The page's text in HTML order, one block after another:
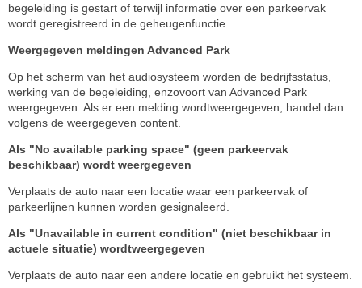
begeleiding is gestart of terwijl informatie over een parkeervak
wordt geregistreerd in de geheugenfunctie.
Weergegeven meldingen Advanced Park
Op het scherm van het audiosysteem worden de bedrijfsstatus,
werking van de begeleiding, enzovoort van Advanced Park
weergegeven. Als er een melding wordtweergegeven, handel dan
volgens de weergegeven content.
Als "No available parking space" (geen parkeervak
beschikbaar) wordt weergegeven
Verplaats de auto naar een locatie waar een parkeervak of
parkeerlijnen kunnen worden gesignaleerd.
Als "Unavailable in current condition" (niet beschikbaar in
actuele situatie) wordtweergegeven
Verplaats de auto naar een andere locatie en gebruikt het systeem.